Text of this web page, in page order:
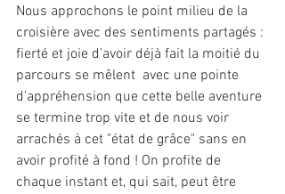
Nous approchons le point milieu de la
croisière avec des sentiments partagés :
fierté et joie d’avoir déjà fait la moitié du
parcours se mêlent  avec une pointe
d’appréhension que cette belle aventure
se termine trop vite et de nous voir
arrachés à cet "état de grâce" sans en
avoir profité à fond ! On profite de
chaque instant et, qui sait, peut être